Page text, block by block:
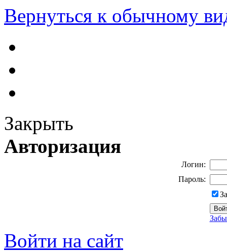
Вернуться к обычному
Закрыть
Авторизация
Логин:
Пароль:
Войти на сайт